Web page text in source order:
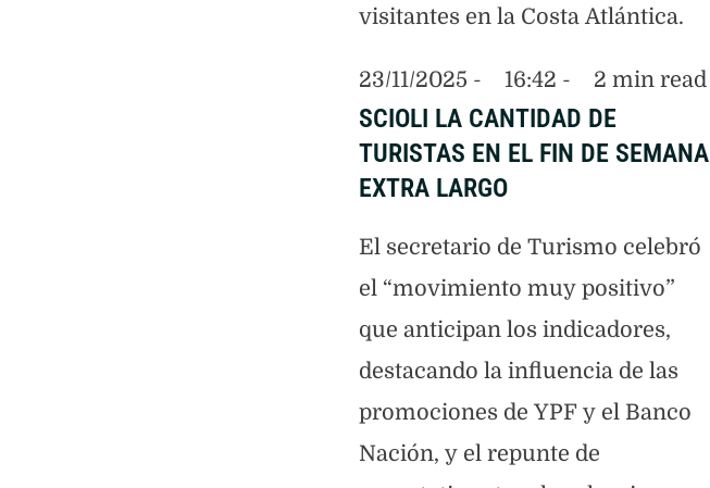
visitantes en la Costa Atlántica.
23/11/2025 - 16:42 - 2 min read
SCIOLI LA CANTIDAD DE
TURISTAS EN EL FIN DE SEMANA
EXTRA LARGO
El secretario de Turismo celebró
el “movimiento muy positivo”
que anticipan los indicadores,
destacando la influencia de las
promociones de YPF y el Banco
Nación, y el repunte de